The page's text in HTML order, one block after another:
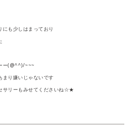
にも少しはまっており
ー(@^^)/~~~
まり嫌いじゃないです
サリーもみせてくださいね☆★